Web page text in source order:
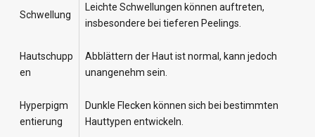
Schwellung
Leichte Schwellungen können auftreten,
insbesondere bei tieferen Peelings.
Hautschupp
en
Abblättern der Haut ist normal, kann jedoch
unangenehm sein.
Hyperpigm
entierung
Dunkle Flecken können sich bei bestimmten
Hauttypen entwickeln.